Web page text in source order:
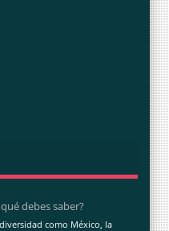
qué debes saber?
como México, la